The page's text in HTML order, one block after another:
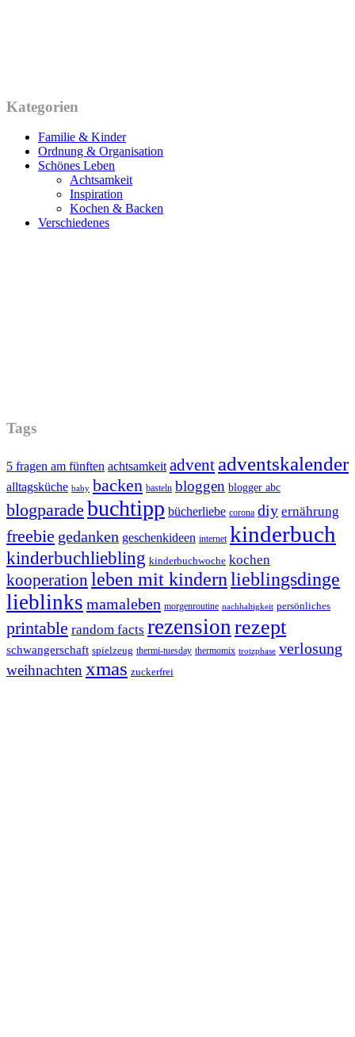
Kategorien
Familie & Kinder
Ordnung & Organisation
Schönes Leben
Achtsamkeit
Inspiration
Kochen & Backen
Verschiedenes
Tags
5 fragen am fünften achtsamkeit advent adventskalender
alltagsküche baby backen basteln bloggen blogger abc
blogparade buchtipp bücherliebe corona diy ernährung
freebie gedanken geschenkideen internet kinderbuch
kinderbuchliebling kinderbuchwoche kochen
kooperation leben mit kindernlieblingsdinge
lieblinks mamaleben morgenroutine nachhaltigkeit persönliches
printable random facts rezension rezept
schwangerschaft spielzeug thermi-tuesday thermomix trotzphase verlosung
weihnachten xmas zuckerfrei